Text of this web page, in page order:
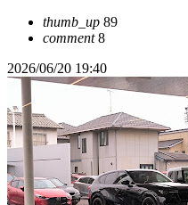
thumb_up 89
comment8
2026/06/20 19:40